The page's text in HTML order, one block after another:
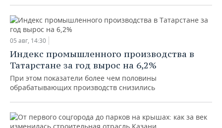
05 авг, 14:30
Индекс промышленного производства в
Татарстане за год вырос на 6,2%
При этом показатели более чем половины
обрабатывающих производств снизились